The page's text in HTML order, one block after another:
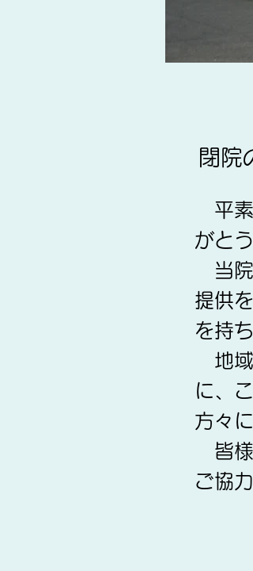
閉院
平素
がと
当院
提供
を持
地域
に、
方々
皆様
ご協